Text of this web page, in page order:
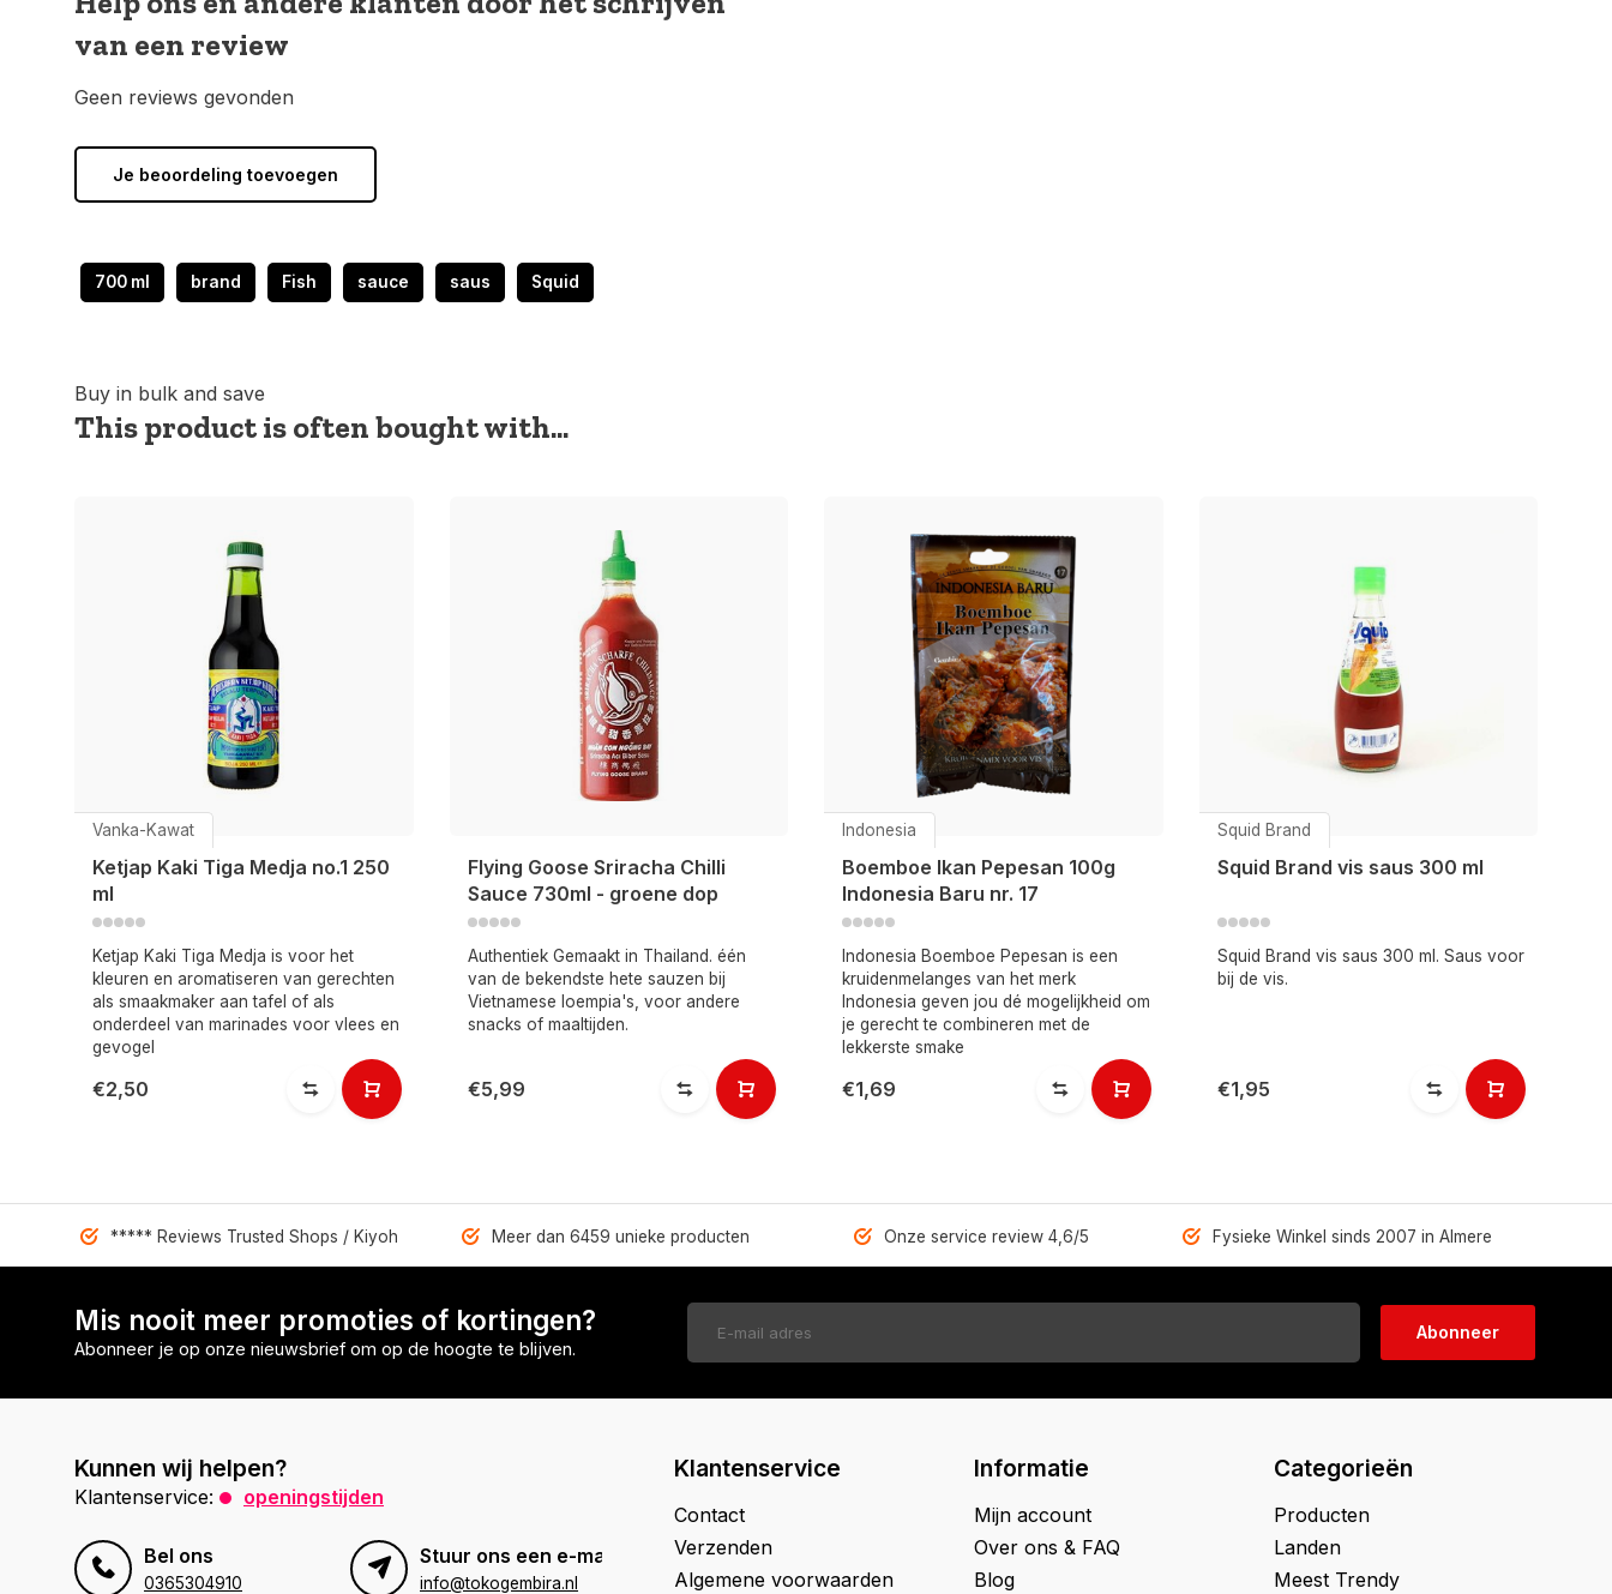
van een review
Geen reviews gevonden
Je beoordeling toevoegen
700 ml brand Fish sauce saus Squid
Buy in bulk and save
This product is often bought with...
Vanka-Kawat
Ketjap Kaki Tiga Medja no.1 250
ml
Ketjap Kaki Tiga Medja is voor het
kleuren en aromatiseren van gerechten
als smaakmaker aan tafel of als
onderdeel van marinades voor vlees en
gevogel
€2,50
Flying Goose Sriracha Chilli
Sauce 730ml - groene dop
Authentiek Gemaakt in Thailand. één
van de bekendste hete sauzen bij
Vietnamese loempia's, voor andere
snacks of maaltijden.
€5,99
Indonesia
Boemboe Ikan Pepesan 100g
Indonesia Baru nr. 17
Indonesia Boemboe Pepesan is een
kruidenmelanges van het merk
Indonesia geven jou dé mogelijkheid om
je gerecht te combineren met de
lekkerste smake
€1,69
Squid Brand
Squid Brand vis saus 300 ml
Squid Brand vis saus 300 ml. Saus voor
bij de vis.
€1,95
***** Reviews Trusted Shops / Kiyoh Meer dan 6459 unieke producten Onze service review 4,6/5 Fysieke Winkel sinds 2007 in Almere
Mis nooit meer promoties of kortingen?
Abonneer je op onze nieuwsbrief om op de hoogte te blijven.
Abonneer
Kunnen wij helpen?
Klantenservice: openingstijden
Bel ons
0365304910
Stuur ons een e-mail
info@tokogembira.nl
Klantenservice
Contact
Verzenden
Algemene voorwaarden
Informatie
Mijn account
Over ons & FAQ
Blog
Categorieën
Producten
Landen
Meest Trendy